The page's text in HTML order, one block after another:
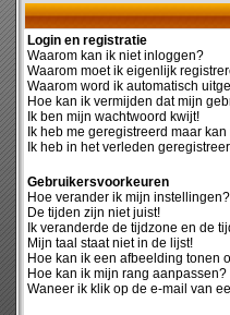
Login en registratie
Waarom kan ik niet inloggen?
Waarom moet ik eigenlijk
Waarom word ik automatisch
Hoe kan ik vermijden dat mijn
Ik ben mijn wachtwoord kwijt!
Ik heb me geregistreerd maar
Ik heb in het verleden
Gebruikersvoorkeuren
Hoe verander ik mijn instellingen?
De tijden zijn niet juist!
Ik veranderde de tijdzone en de
Mijn taal staat niet in de lijst!
Hoe kan ik een afbeelding tonen
Hoe kan ik mijn rang aanpassen?
Waneer ik klik op de e-mail van